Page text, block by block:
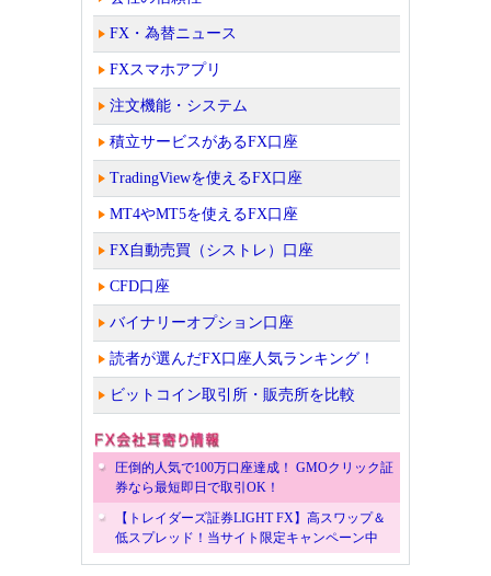
FX・為替ニュース
FXスマホアプリ
注文機能・システム
積立サービスがあるFX口座
TradingViewを使えるFX口座
MT4やMT5を使えるFX口座
FX自動売買（シストレ）口座
CFD口座
バイナリーオプション口座
読者が選んだFX口座人気ランキング！
ビットコイン取引所・販売所を比較
圧倒的人気で100万口座達成！ GMOクリック証
券なら最短即日で取引OK！
【トレイダーズ証券LIGHT FX】高スワップ＆
低スプレッド！当サイト限定キャンペーン中